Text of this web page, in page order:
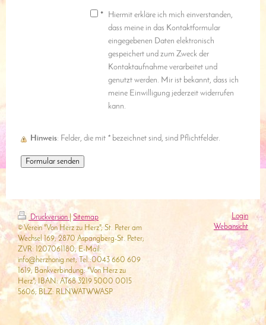
*
Hiermit erkläre ich mich einverstanden,
dass meine in das Kontaktformular
eingegebenen Daten elektronisch
gespeichert und zum Zweck der
Kontaktaufnahme verarbeitet und
genutzt werden. Mir ist bekannt, dass ich
meine Einwilligung jederzeit widerrufen
kann.
Hinweis : Felder, die mit * bezeichnet sind, sind Pflichtfelder.
Druckversion| Sitemap
© Verein "Von Herz zu Herz"; St. Peter am
Wechsel 169; 2870 Aspangberg-St. Peter;
ZVR: 1207061180; E-Mail:
info@herzhonig.net; Tel.:0043 660 609
1619; Bankverbindung: "Von Herz zu
Herz"; IBAN: AT68 3219 5000 0015
5606; BLZ: RLNWATWWASP
Login
Webansicht